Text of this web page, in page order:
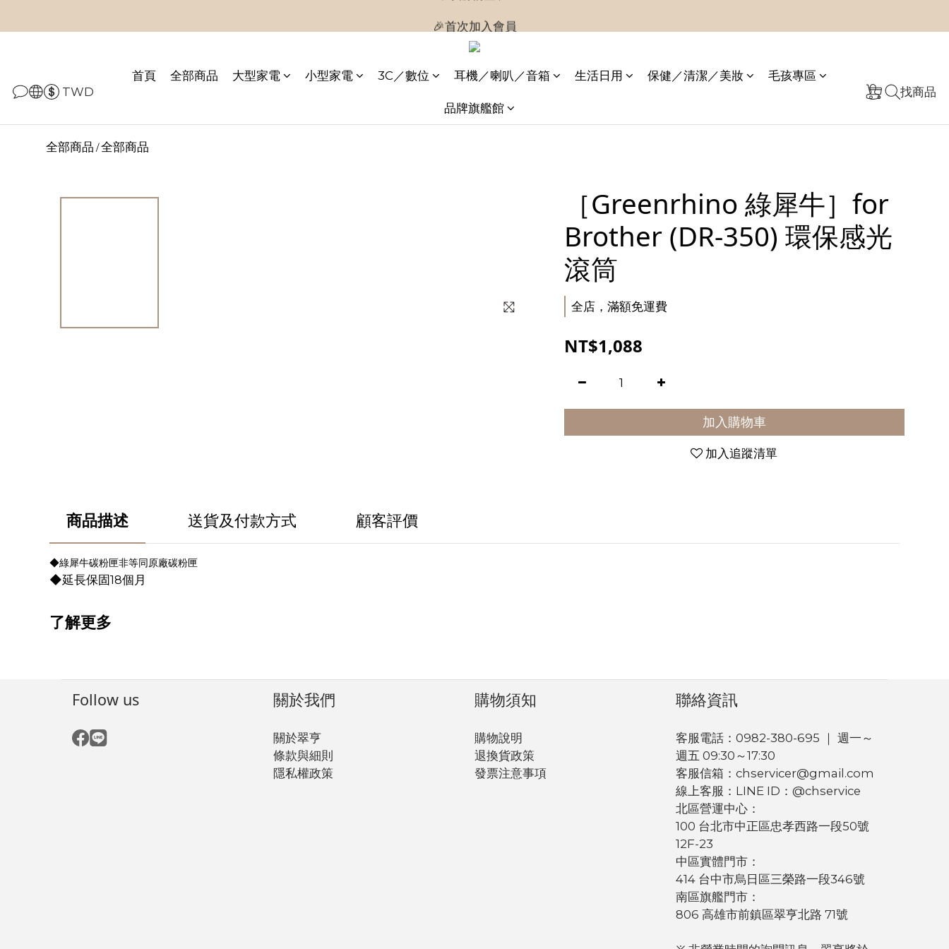
🎉即享購物金$300
🎉首次加入會員
TWD
首頁 全部商品 大型家電 小型家電 3C／數位 耳機／喇叭／音箱 生活日用 保健／清潔／美妝 毛孩專區
品牌旗艦館
找商品
全部商品 /全部商品
［Greenrhino 綠犀牛］for
Brother (DR-350) 環保感光
滾筒
全店，滿額免運費
NT$1,088
加入購物車
加入追蹤清單
商品描述 送貨及付款方式 顧客評價
◆綠犀牛碳粉匣非等同原廠碳粉匣
◆延長保固18個月
了解更多
Follow us 關於我們
關於翠亨
條款與細則
隱私權政策
購物須知
購物說明
退換貨政策
發票注意事項
聯絡資訊
客服電話：0982-380-695 ｜ 週一～
週五 09:30～17:30
客服信箱：chservicer@gmail.com
線上客服：LINE ID：@chservice
北區營運中心：
100 台北市中正區忠孝西路一段50號
12F-23
中區實體門市：
414 台中市烏日區三榮路一段346號
南區旗艦門市：
806 高雄市前鎮區翠亨北路 71號